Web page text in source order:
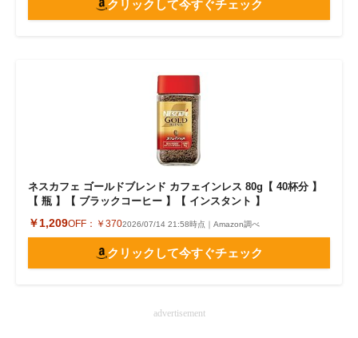
クリックして今すぐチェック
ネスカフェ ゴールドブレンド カフェインレス 80g【 40杯分 】
【 瓶 】【 ブラックコーヒー 】【 インスタント 】
￥1,209OFF： ￥3702026/07/14 21:58時点｜Amazon調べ
クリックして今すぐチェック
advertisement